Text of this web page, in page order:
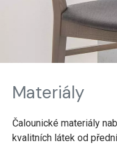
Materiály
Čalounické materiály
kvalitních látek od